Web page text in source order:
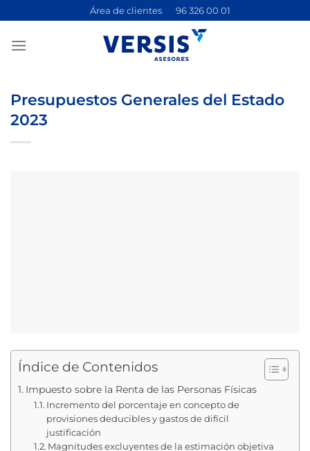
contenido
Área de clientes 96 326 00 01
Presupuestos Generales del Estado
2023
Índice de Contenidos
Impuesto sobre la Renta de las Personas Físicas
Incremento del porcentaje en concepto de
provisiones deducibles y gastos de difícil
justificación
Magnitudes excluyentes de la estimación objetiva